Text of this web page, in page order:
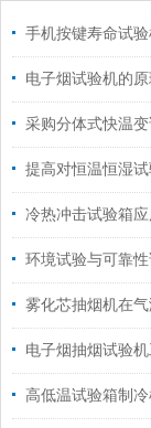
手机按键寿命试
提高对恒温恒湿
环境试验与可靠性
电子烟抽烟试验
高低温试验箱制